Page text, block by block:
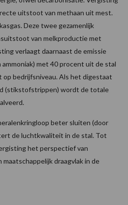
uitstoot van methaan uit mest.
Deze twee gezamenlijk
van melkproductie met
verlaagt daarnaast de emissie
met 40 procent uit de stal
op bedrijfsniveau. Als het digestaat
(stikstofstrippen) wordt de totale
beter sluiten (door
de luchtkwaliteit in de stal. Tot
het perspectief van
draagvlak in de